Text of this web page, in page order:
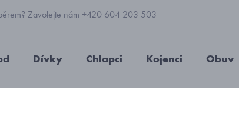
Zavolejte nám +420 604 203 503
Dívky Chlapci Kojenci Obuv